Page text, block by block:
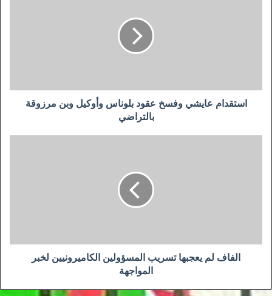
بالتراضي
استقدام عايشي وفسخ عقود بلوناس وأوكيل وبن مرزوقة
بالتراضي
الفاف لم يعجبها تسريب المسؤولين الكاميرونيين لخبر
المواجهة